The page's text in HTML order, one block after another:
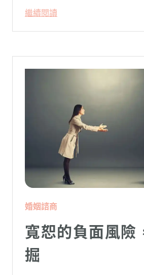
能吸引財富、關係與健康。這
療癒，卻經常缺乏實證基礎
繼續閱讀
婚姻諮商
寬恕的負面風險
掘